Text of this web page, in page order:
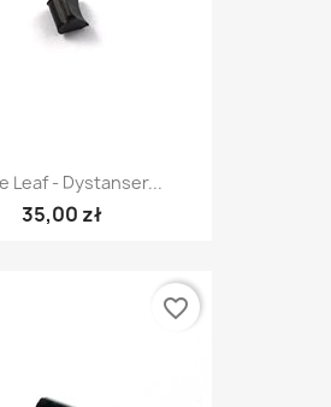
Leaf - Dystanser...
35,00 zł
favorite_border